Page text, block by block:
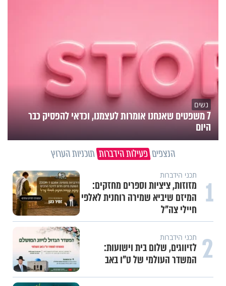
נשים
7 משפטים שאנחנו אומרות לעצמנו, וכדאי להפסיק כבר
היום
הנצפים פעילות הידברות תוכניות הערוץ
1 תכני הידברות
מזוזות, ציציות וספרים מחזקים:
המיזם שיביא שמירה רוחנית לאלפי
חיילי צה"ל
2 תכני הידברות
לזיווגים, שלום בית וישועות:
המשדר העולמי של ט"ו באב